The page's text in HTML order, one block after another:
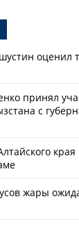
оценил
принял
с
жары